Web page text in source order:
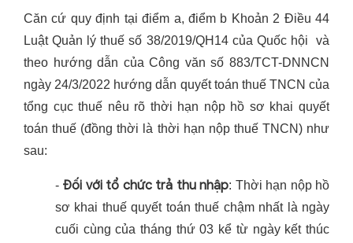
Căn cứ quy định tại điểm a, điểm b Khoản 2 Điều 44
Luật Quản lý thuế số 38/2019/QH14 của Quốc hội và
theo hướng dẫn của Công văn số 883/TCT-DNNCN
ngày 24/3/2022 hướng dẫn quyết toán thuế TNCN của
tổng cục thuế nêu rõ thời hạn nộp hồ sơ khai quyết
toán thuế (đồng thời là thời hạn nộp thuế TNCN) như
sau:
- Đối với tổ chức trả thu nhập: Thời hạn nộp hồ
sơ khai thuế quyết toán thuế chậm nhất là ngày
cuối cùng của tháng thứ 03 kể từ ngày kết thúc